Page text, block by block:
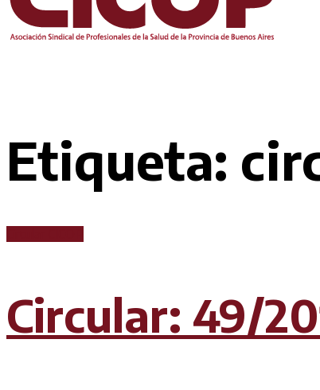
Etiqueta:
Circular: 49/